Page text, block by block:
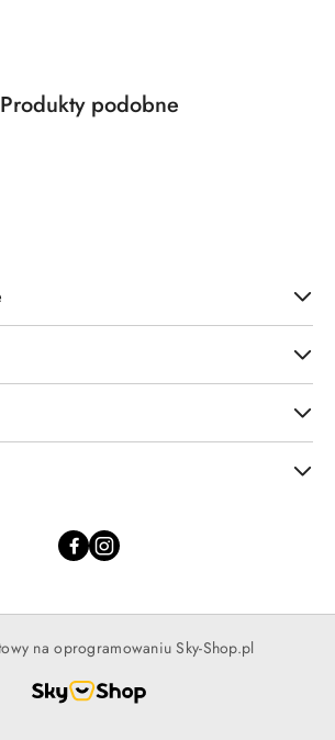
produktów
Produkty
Produkty podobne
na oprogramowaniu Sky-Shop.pl